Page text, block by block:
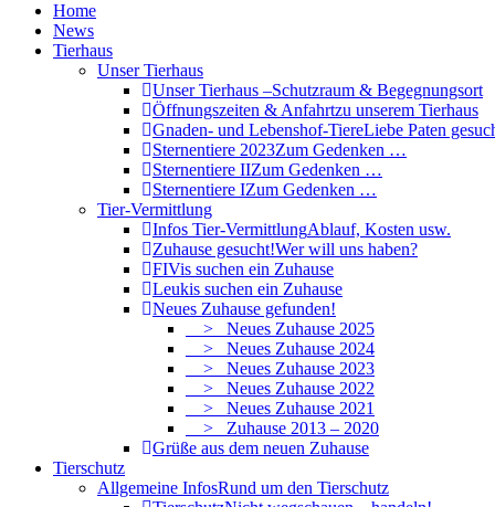
Home
News
Tierhaus
Unser Tierhaus
Unser Tierhaus –Schutzraum & Begegnungsort
Öffnungszeiten & Anfahrtzu unserem Tierhaus
Gnaden- und Lebenshof-TiereLiebe Paten
Sternentiere 2023Zum Gedenken …
Sternentiere IIZum Gedenken …
Sternentiere IZum Gedenken …
Tier-Vermittlung
Infos Tier-VermittlungAblauf, Kosten usw.
Zuhause gesucht!Wer will uns haben?
FIVis suchen ein Zuhause
Leukis suchen ein Zuhause
Neues Zuhause gefunden!
> Neues Zuhause 2025
> Neues Zuhause 2024
> Neues Zuhause 2023
> Neues Zuhause 2022
> Neues Zuhause 2021
> Zuhause 2013 – 2020
Grüße aus dem neuen Zuhause
Tierschutz
Allgemeine InfosRund um den Tierschutz